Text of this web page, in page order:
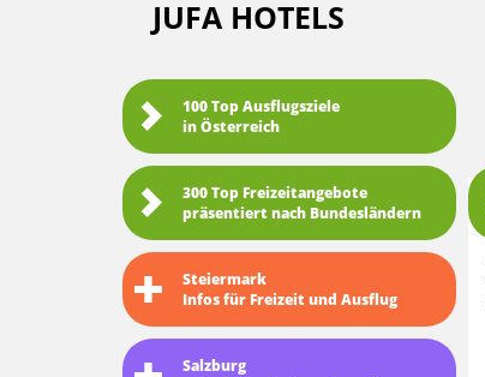
JUFA HOTELS
100 Top Ausflugsziele
in Österreich
300 Top Freizeitangebote
präsentiert nach Bundesländern
Steiermark
Infos für Freizeit und Ausflug
Salzburg